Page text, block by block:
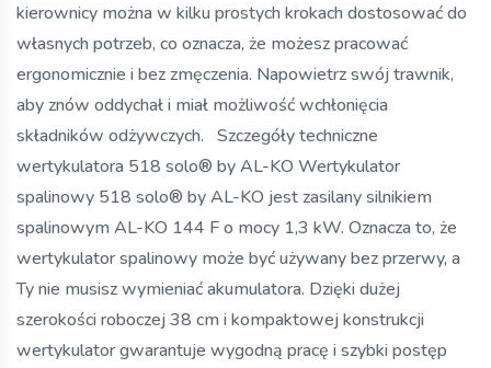
kierownicy można w kilku prostych krokach dostosować do
własnych potrzeb, co oznacza, że ​​możesz pracować
ergonomicznie i bez zmęczenia. Napowietrz swój trawnik,
aby znów oddychał i miał możliwość wchłonięcia
składników odżywczych. Szczegóły techniczne
wertykulatora 518 solo® by AL-KO Wertykulator
spalinowy 518 solo® by AL-KO jest zasilany silnikiem
spalinowym AL-KO 144 F o mocy 1,3 kW. Oznacza to, że
wertykulator spalinowy może być używany bez przerwy, a
Ty nie musisz wymieniać akumulatora. Dzięki dużej
szerokości roboczej 38 cm i kompaktowej konstrukcji
wertykulator gwarantuje wygodną pracę i szybki postęp